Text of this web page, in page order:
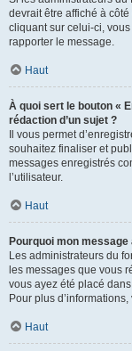
devrait être affiché à
cliquant sur celui-ci,
rapporter le message.
Haut
À quoi sert le bouton «
rédaction d’un sujet ?
Il vous permet
souhaitez finaliser et
messages enregistrés
l’utilisateur.
Haut
Pourquoi mon
Les administrateurs du
les messages que vous
vous ayez été placé
Pour plus
Haut